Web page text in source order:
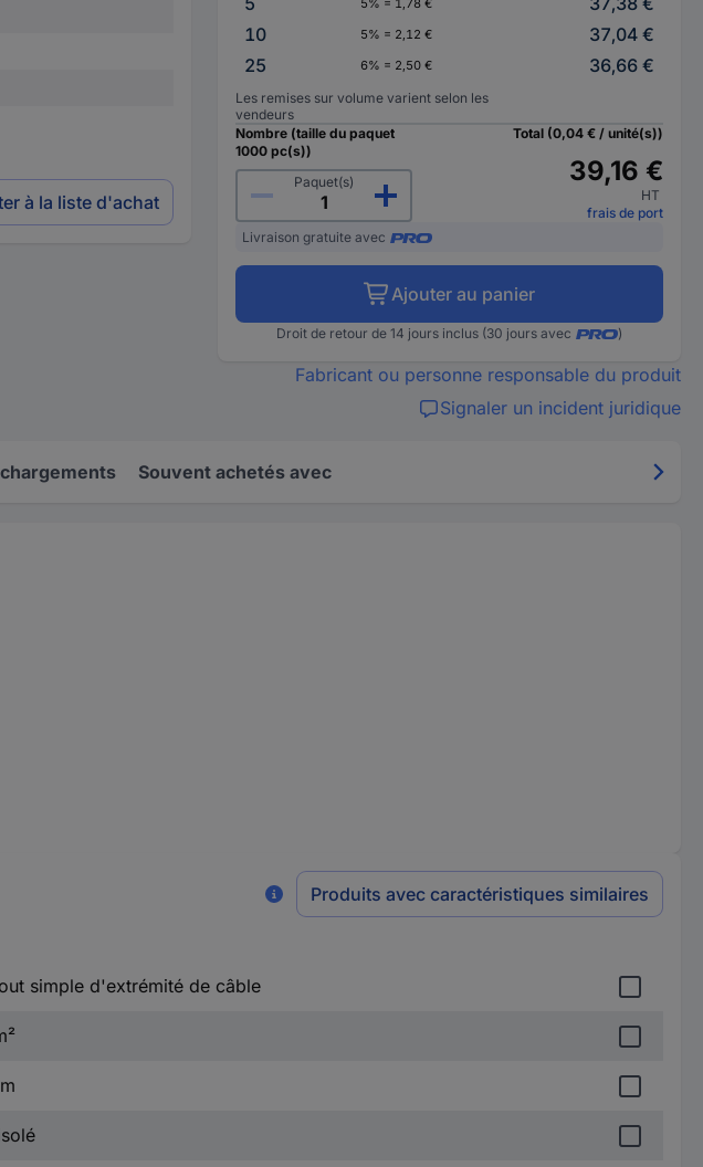
à la liste d'achat
5% = 1,78 €
10
5% = 2,12 €
37,04 €
25
6% = 2,50 € 36,66 €
Les remises sur volume varient selon les
vendeurs
Nombre (taille du paquet
1000 pc(s))
Paquet(s)
Total (0,04 € / unité(s))
39,16 €
HT
frais de port
Livraison gratuite avec
Ajouter au panier
Droit de retour de 14 jours inclus (30 jours avec )
Fabricant ou personne responsable du produit
Signaler un incident juridique
Souvent achetés avec
Produits avec caractéristiques similaires
simple d'extrémité de câble